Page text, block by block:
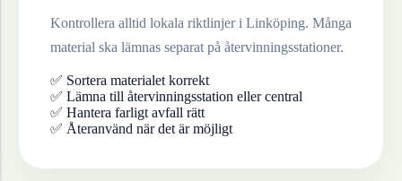
Kontrollera alltid lokala riktlinjer i Linköping. Många
material ska lämnas separat på återvinningsstationer.
✅ Sortera materialet korrekt
✅ Lämna till återvinningsstation eller central
✅ Hantera farligt avfall rätt
✅ Återanvänd när det är möjligt